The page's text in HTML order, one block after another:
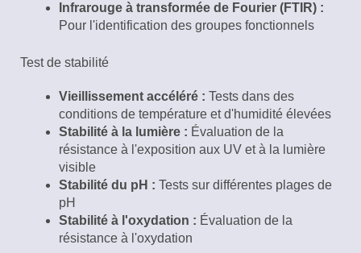
Infrarouge à transformée de Fourier (FTIR) :
Pour l'identification des groupes fonctionnels
Test de stabilité
Vieillissement accéléré : Tests dans des
conditions de température et d'humidité élevées
Stabilité à la lumière : Évaluation de la
résistance à l'exposition aux UV et à la lumière
visible
Stabilité du pH : Tests sur différentes plages de
pH
Stabilité à l'oxydation : Évaluation de la
résistance à l'oxydation